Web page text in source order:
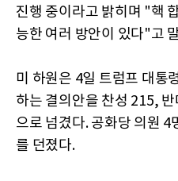
진행 중이라고 밝히며 "핵
능한 여러 방안이 있다"고
미 하원은 4일 트럼프 대통
하는 결의안을 찬성 215,
으로 넘겼다. 공화당 의원 4
를 던졌다.